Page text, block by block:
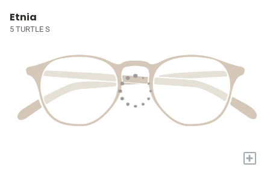
Etnia
5 TURTLE S
+